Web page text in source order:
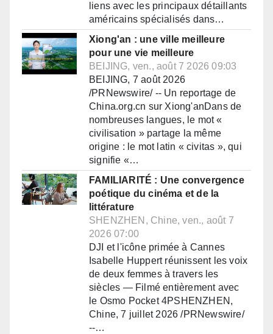
liens avec les principaux détaillants
américains spécialisés dans…
Xiong'an : une ville meilleure
pour une vie meilleure
BEIJING, ven., août 7 2026 09:03
BEIJING, 7 août 2026
/PRNewswire/ -- Un reportage de
China.org.cn sur Xiong'anDans de
nombreuses langues, le mot «
civilisation » partage la même
origine : le mot latin « civitas », qui
signifie «…
FAMILIARITÉ : Une convergence
poétique du cinéma et de la
littérature
SHENZHEN, Chine, ven., août 7
2026 07:00
DJI et l'icône primée à Cannes
Isabelle Huppert réunissent les voix
de deux femmes à travers les
siècles — Filmé entièrement avec
le Osmo Pocket 4PSHENZHEN,
Chine, 7 juillet 2026 /PRNewswire/
--…